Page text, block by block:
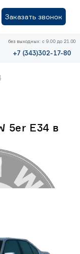
Заказать звонок
без выходных: с 9.00 до 21.00
+7 (343)302-17-80
5er E34 в